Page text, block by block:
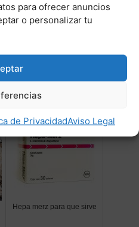
para ofrecer anuncios
o personalizar tu
de PrivacidadAviso Legal
Hepa merz para que sirve